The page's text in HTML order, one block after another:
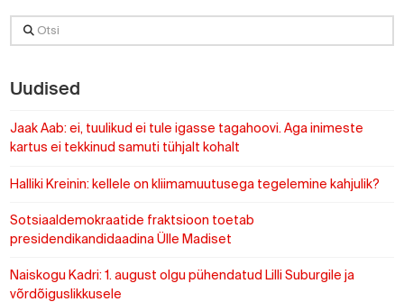
Otsi
Uudised
Jaak Aab: ei, tuulikud ei tule igasse tagahoovi. Aga inimeste
kartus ei tekkinud samuti tühjalt kohalt
Halliki Kreinin: kellele on kliimamuutusega tegelemine kahjulik?
Sotsiaaldemokraatide fraktsioon toetab
presidendikandidaadina Ülle Madiset
Naiskogu Kadri: 1. august olgu pühendatud Lilli Suburgile ja
võrdõiguslikkusele